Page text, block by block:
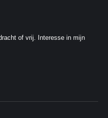
of vrij. Interesse in mijn